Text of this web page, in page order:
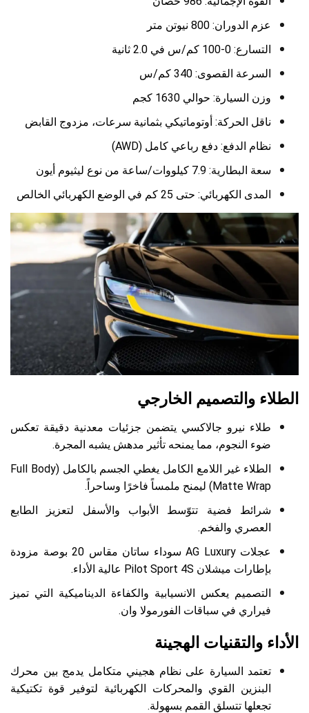
عزم الدوران: 800 نيوتن متر
التسارع: 0-100 كم/س في 2.0 ثانية
السرعة القصوى: 340 كم/س
وزن السيارة: حوالي 1630 كجم
ناقل الحركة: أوتوماتيكي بثمانية سرعات، مزدوج القابض
نظام الدفع: دفع رباعي كامل (AWD)
سعة البطارية: 7.9 كيلووات/ساعة من نوع ليثيوم أيون
المدى الكهربائي: حتى 25 كم في الوضع الكهربائي الخالص
الطلاء والتصميم الخارجي
طلاء نيرو جالاكسي يتضمن جزئيات معدنية دقيقة تعكس
ضوء النجوم، مما يمنحه تأثير مدهش يشبه المجرة.
الطلاء غير اللامع الكامل يغطي الجسم بالكامل (Full Body
Matte Wrap) ليمنح ملمساً فاخرًا وساحراً.
شرائط فضية تتوّسط الأبواب والأسفل لتعزيز الطابع
العصري والفخم.
عجلات AG Luxury سوداء ساتان مقاس 20 بوصة مزودة
بإطارات ميشلان Pilot Sport 4S عالية الأداء.
التصميم يعكس الانسيابية والكفاءة الديناميكية التي تميز
فيراري في سباقات الفورمولا وان.
الأداء والتقنيات الهجينة
تعتمد السيارة على نظام هجيني متكامل يدمج بين محرك
البنزين القوي والمحركات الكهربائية لتوفير قوة تكتيكية
تجعلها تتسلق القمم بسهولة.